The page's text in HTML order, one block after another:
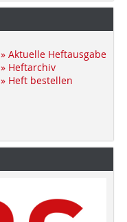
» Aktuelle Heftausgabe
» Heftarchiv
» Heft bestellen